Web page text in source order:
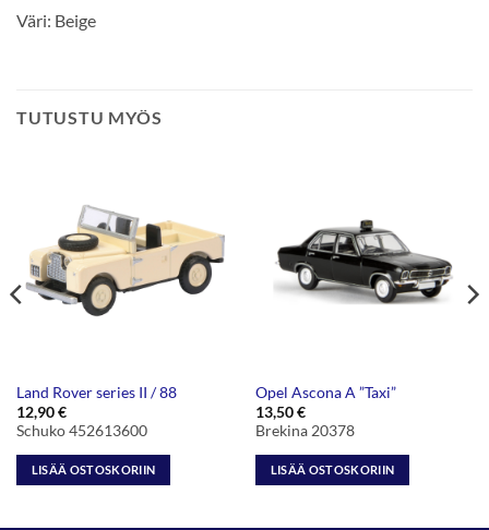
Väri: Beige
TUTUSTU MYÖS
Land Rover series II / 88
12,90€
Schuko 452613600
LISÄÄ OSTOSKORIIN
Opel Ascona A ”Taxi”
13,50€
Brekina 20378
LISÄÄ OSTOSKORIIN